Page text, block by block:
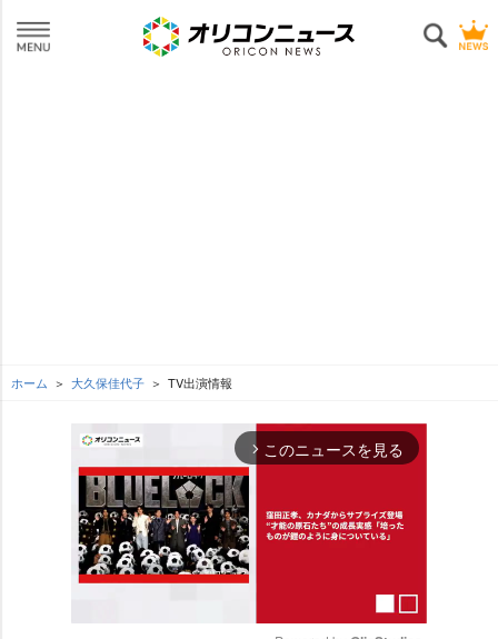
ホーム 大久保佳代子 TV出演情報
arrow_forward_ios このニュースを見る